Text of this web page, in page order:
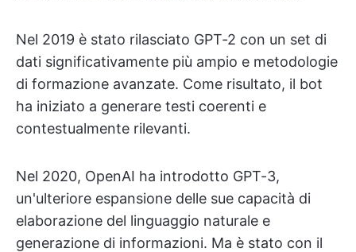
Nel 2019 è stato rilasciato GPT-2 con un set di
dati significativamente più ampio e metodologie
di formazione avanzate. Come risultato, il bot
ha iniziato a generare testi coerenti e
contestualmente rilevanti.
Nel 2020, OpenAI ha introdotto GPT-3,
un'ulteriore espansione delle sue capacità di
elaborazione del linguaggio naturale e
generazione di informazioni. Ma è stato con il